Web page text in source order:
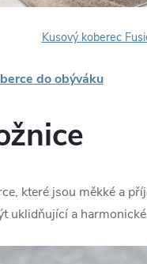
Kusový koberec
do obýváku
které jsou měkké a
uklidňující a